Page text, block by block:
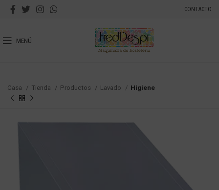
CONTACTO
MENÚ
Casa Tienda Productos Lavado Higiene